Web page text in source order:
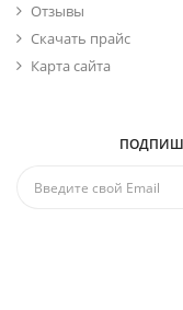
Отзывы
Скачать прайс
Карта сайта